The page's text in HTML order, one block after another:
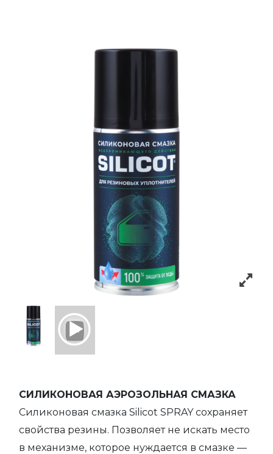
СИЛИКОНОВАЯ АЭРОЗОЛЬНАЯ СМАЗКА
Силиконовая смазка Silicot SPRAY сохраняет
свойства резины. Позволяет не искать место
в механизме, которое нуждается в смазке —